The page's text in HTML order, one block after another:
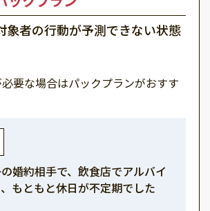
象者の行動が予測できない状態
要な場合はパックプランがおすす
婚約相手で、飲食店でアルバイ
もともと休日が不定期でした